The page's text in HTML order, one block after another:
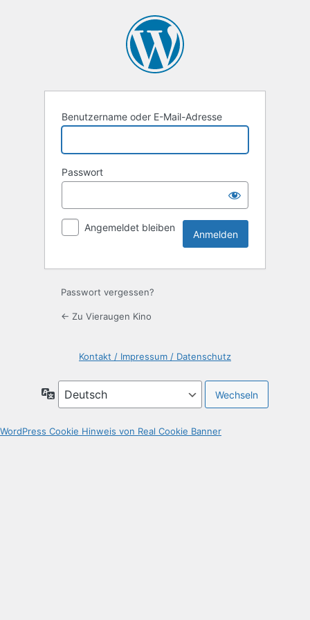
Benutzername oder E-Mail-Adresse
Passwort
Angemeldet bleiben
Passwort vergessen?
← Zu Vieraugen Kino
Kontakt / Impressum / Datenschutz
Sprache
WordPress Cookie Hinweis von Real Cookie Banner